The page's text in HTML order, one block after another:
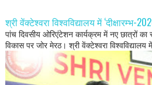
श्री वेंक्टेश्वरा विश्वविद्यालय में ‘दीक्षारम्भ-
पांच दिवसीय ओरिएंटेशन कार्यक्रम में नए छात्रों का
विकास पर जोर मेरठ। श्री वेंक्टेश्वरा विश्वविद्यालय